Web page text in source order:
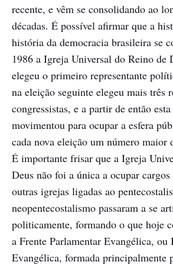
recente, e vêm se consolidando ao
décadas. É possível afirmar que a
história da democracia brasileira se
1986 a Igreja Universal do Reino de
elegeu o primeiro representante
na eleição seguinte elegeu mais três
congressistas, e a partir de então
movimentou para ocupar a esfera
cada nova eleição um número maior
É importante frisar que a Igreja
Deus não foi a única a ocupar
outras igrejas ligadas ao
neopentecostalismo passaram a se
politicamente, formando o que hoje
a Frente Parlamentar Evangélica, ou
Evangélica, formada principalmente